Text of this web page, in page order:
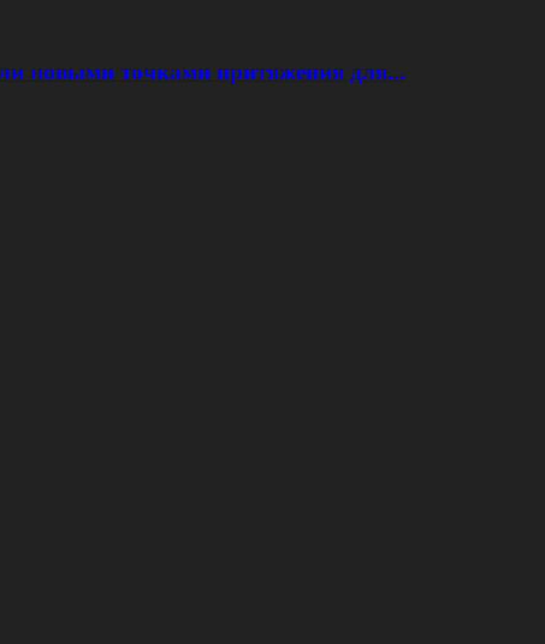
новыми точками притяжения для...